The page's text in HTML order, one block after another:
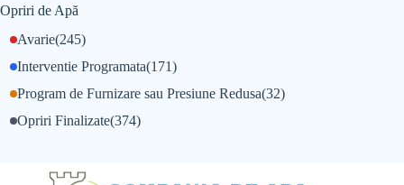
Opriri de Apă
Avarie(245)
Interventie Programata(171)
Opriri Finalizate(374)
Program de Furnizare sau Presiune Redusa(32)